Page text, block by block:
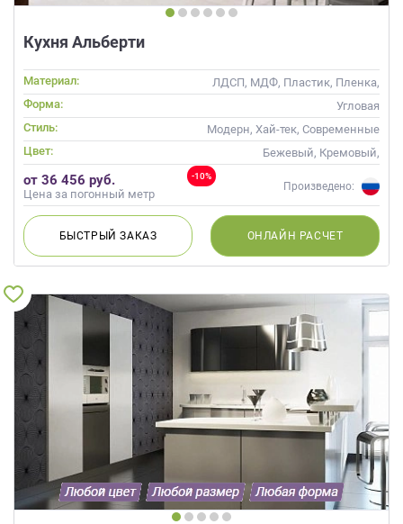
Кухня Альберти
Материал:
ЛДСП, МДФ, Пластик, Пленка,
Шпон
Форма:
Угловая
Стиль:
Модерн, Хай-тек, Современные
Цвет:
Бежевый, Кремовый,
Коричневый, Капучино
-10%
от 36 456 руб.
Цена за погонный метр
Произведено:
БЫСТРЫЙЗАКАЗ ОНЛАЙН РАСЧЕТ